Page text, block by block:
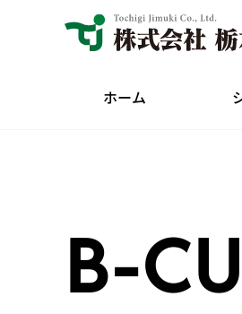
ホーム
B-